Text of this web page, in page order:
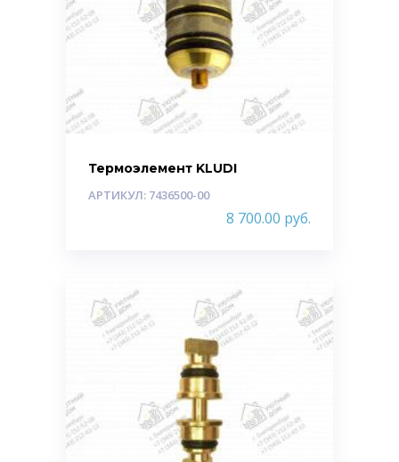
Термоэлемент KLUDI
АРТИКУЛ: 7436500-00
8 700.00 руб.